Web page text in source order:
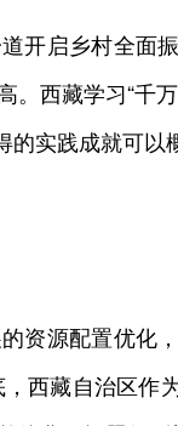
启乡村全面
西藏学习“千
实践成就可
源配置优化
西藏自治区作